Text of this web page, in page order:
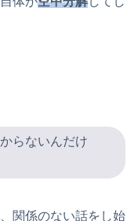
らないんだけ
関係のない話をし始